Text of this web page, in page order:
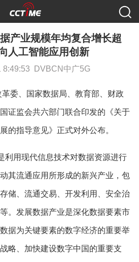
产业规模年均复合增长超
人工智能应用创新
8:49:53 DVBCN中广5G
委、国家数据局、教育部、财政
证监会共六部门联合印发的《关于
的指导意见》正式对外公布。
利用现代信息技术对数据资源进行
其流通应用所形成的新兴产业，包
储、流通交易、开发利用、安全治
。发展数据产业是深化数据要素市
据为关键要素的数字经济的重要举
略、加快建设数字中国的重要支